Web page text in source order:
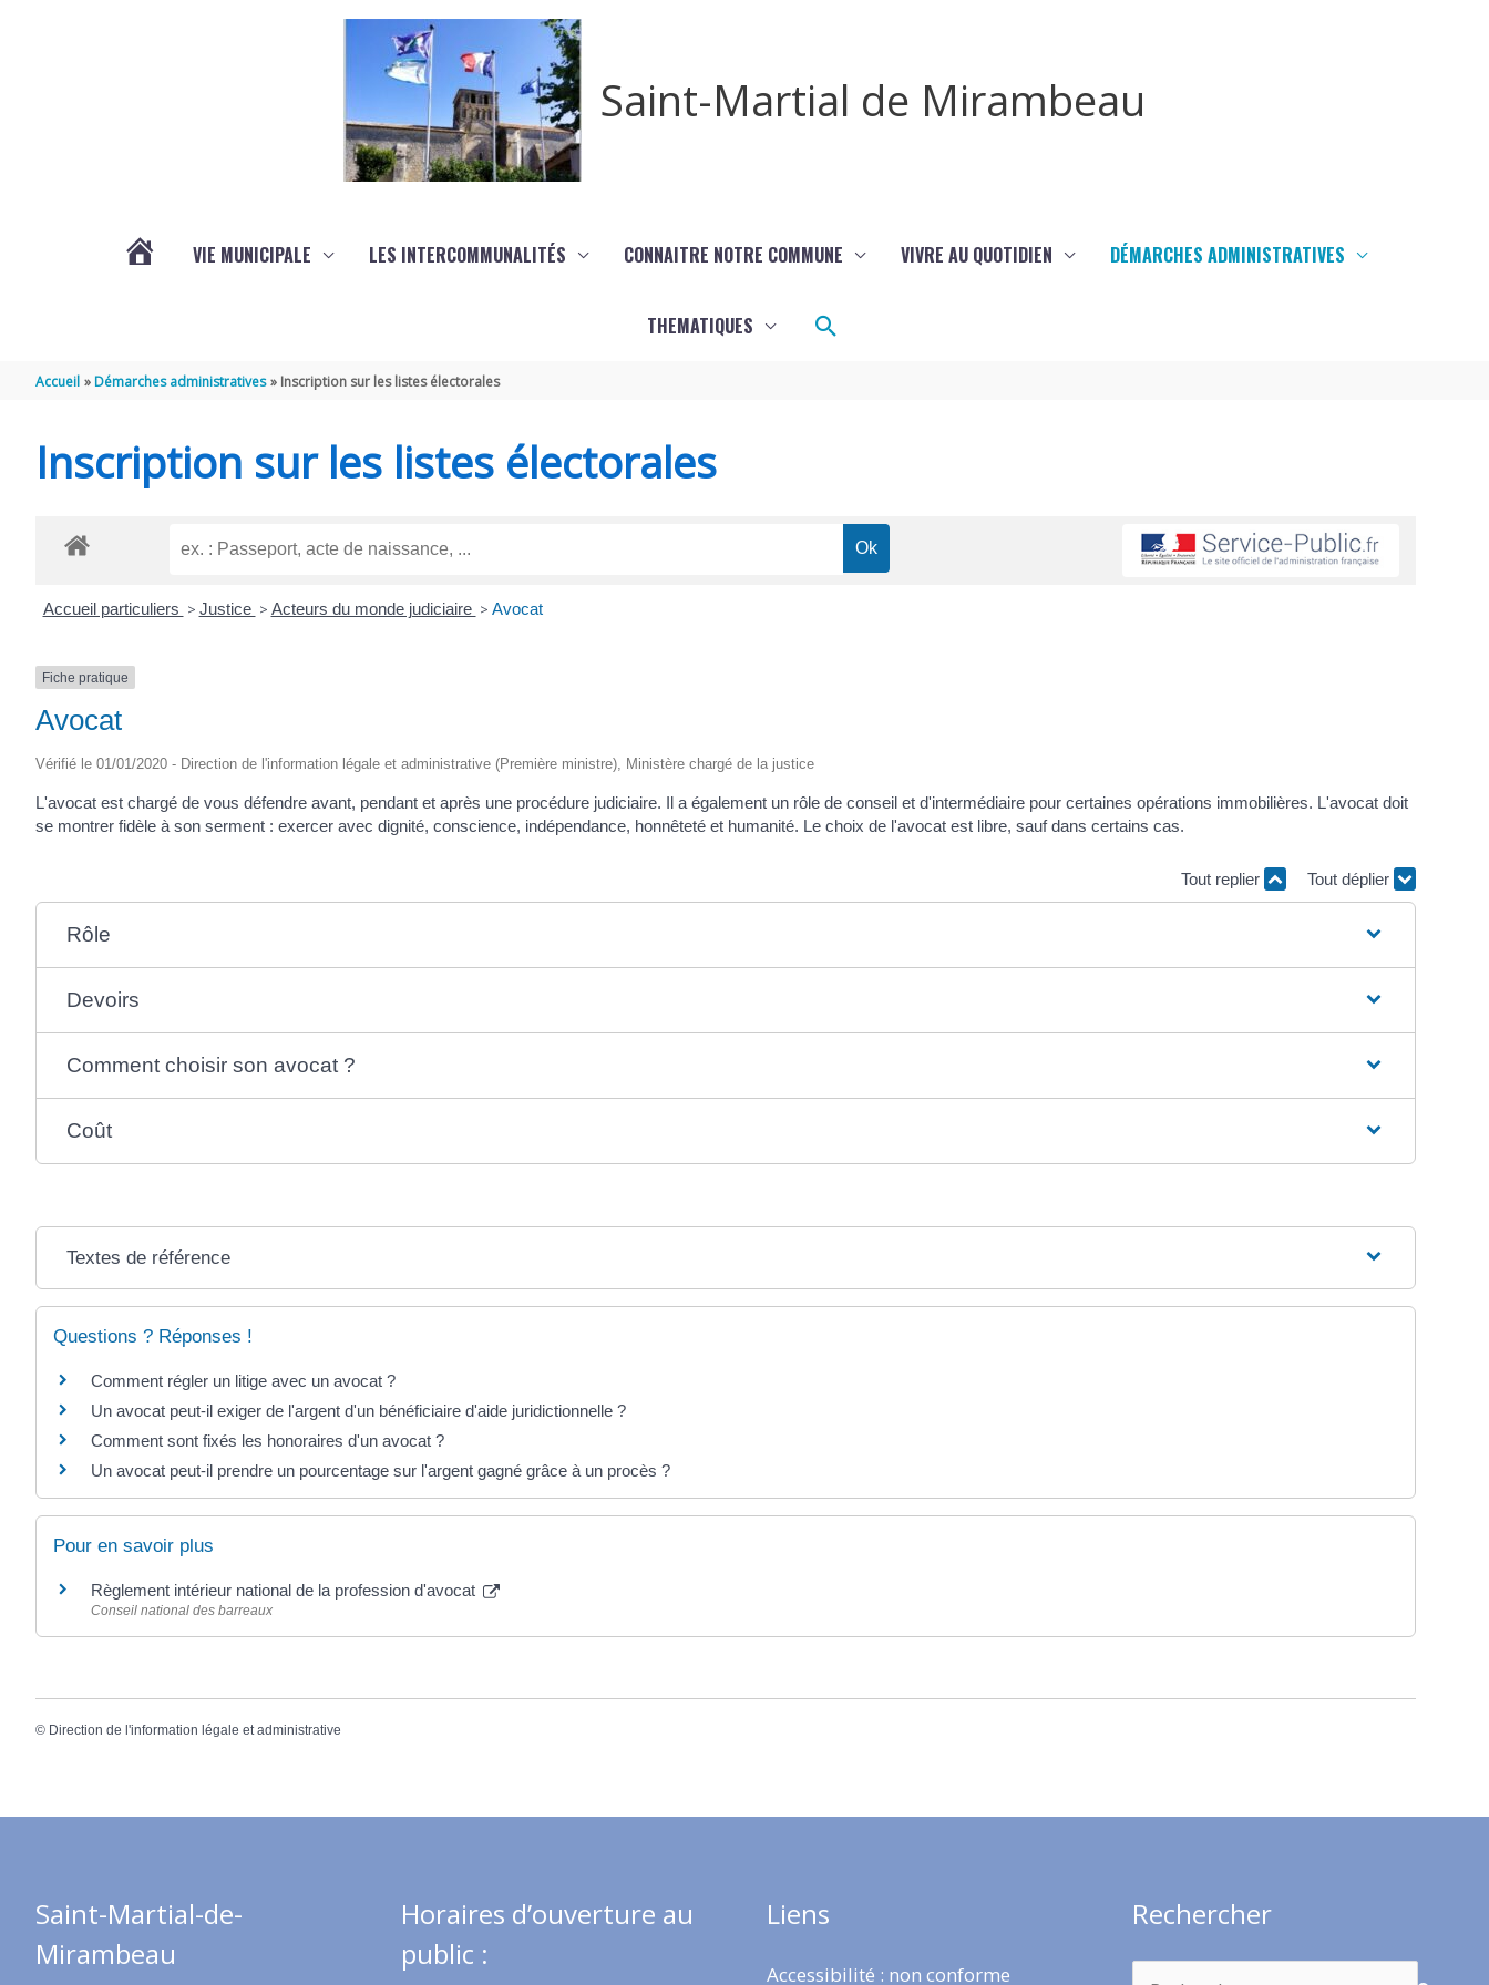
Saint-Martial de Mirambeau
VIE MUNICIPALE LES INTERCOMMUNALITÉS CONNAITRE NOTRE COMMUNE VIVRE AU QUOTIDIEN DÉMARCHES ADMINISTRATIVES
THEMATIQUES Rechercher
Accueil Démarches administratives Inscription sur les listes électorales
Inscription sur les listes électorales
Accueil particuliers > Justice > Acteurs du monde judiciaire > Avocat
Fiche pratique
Avocat
Vérifié le 01/01/2020 - Direction de l'information légale et administrative (Première ministre), Ministère chargé de la justice
L'avocat est chargé de vous défendre avant, pendant et après une procédure judiciaire. Il a également un rôle de conseil et d'intermédiaire pour certaines opérations immobilières. L'avocat doit
se montrer fidèle à son serment : exercer avec dignité, conscience, indépendance, honnêteté et humanité. Le choix de l'avocat est libre, sauf dans certains cas.
Tout replier Tout déplier
Rôle
Devoirs
Comment choisir son avocat ?
Coût
Textes de référence
Questions ? Réponses !
Comment régler un litige avec un avocat ?
Un avocat peut-il exiger de l'argent d'un bénéficiaire d'aide juridictionnelle ?
Comment sont fixés les honoraires d'un avocat ?
Un avocat peut-il prendre un pourcentage sur l'argent gagné grâce à un procès ?
Pour en savoir plus
Règlement intérieur national de la profession d'avocat
Conseil national des barreaux
© Direction de l'information légale et administrative
Saint-Martial-de-
Mirambeau
Horaires d’ouverture au
public :
Liens
Accessibilité : non conforme
Rechercher